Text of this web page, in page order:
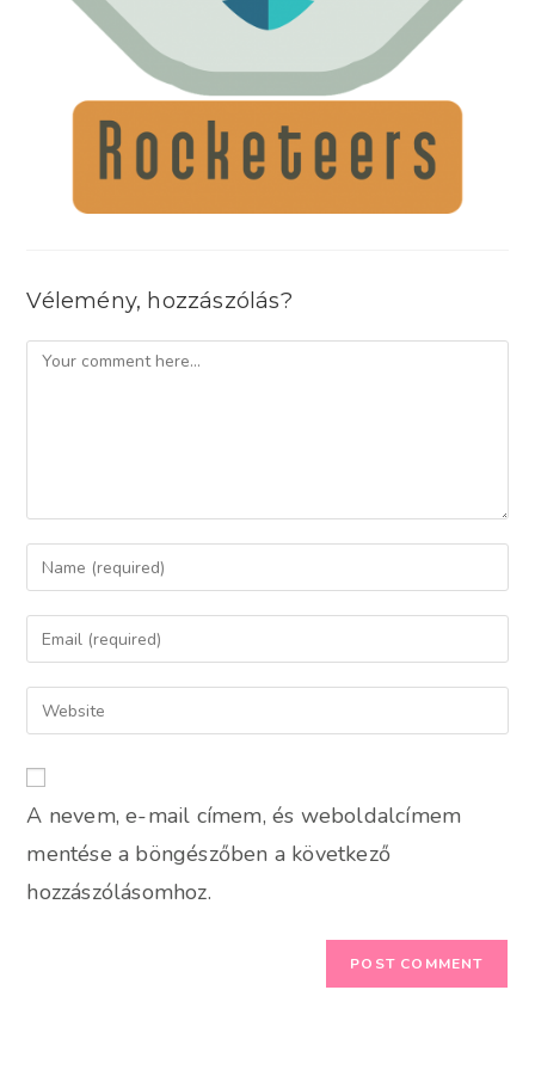
Vélemény, hozzászólás?
Comment
Enter
your
name
comment
Enter
your
email
address
Enter
your
URL
(optional)
A nevem, e-mail címem, és weboldalcímem
mentése a böngészőben a következő
hozzászólásomhoz.